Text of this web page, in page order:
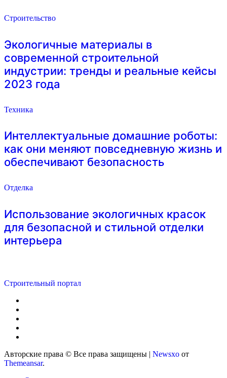
Строительство
Экологичные материалы в
современной строительной
индустрии: тренды и реальные кейсы
2023 года
Техника
Интеллектуальные домашние роботы:
как они меняют повседневную жизнь и
обеспечивают безопасность
Отделка
Использование экологичных красок
для безопасной и стильной отделки
интерьера
Строительный портал
Авторские права © Все права защищены | Newsxo от
Themeansar.